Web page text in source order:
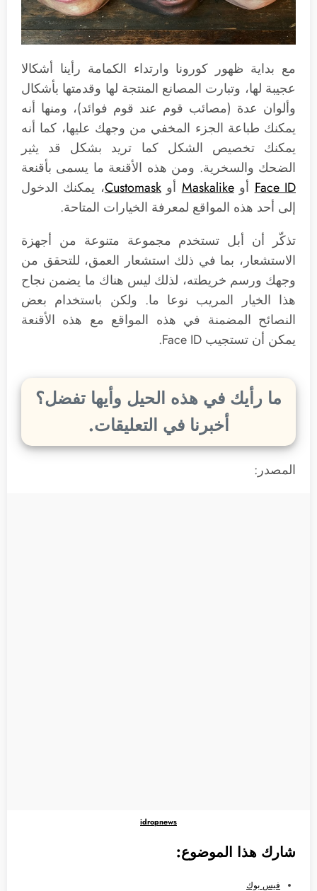
مع بداية ظهور كورونا وارتداء الكمامة رأينا أشكالا
عجيبة لها، وتبارت المصانع المنتجة لها وقدمتها بأشكال
وألوان عدة (مصائب قوم عند قوم فوائد)، ومنها أنه
يمكنك طباعة الجزء المخفي من وجهك عليها، كما أنه
يمكنك تخصيص الشكل كما تريد بشكل قد يثير
الضحك والسخرية. ومن هذه الأقنعة ما يسمى بأقنعة
Face ID أوMaskalike أوCustomask، يمكنك الدخول
إلى أحد هذه المواقع لمعرفة الخيارات المتاحة.
تذكّر أن أبل تستخدم مجموعة متنوعة من أجهزة
الاستشعار، بما في ذلك استشعار العمق، للتحقق من
وجهك ورسم خريطته، لذلك ليس هناك ما يضمن نجاح
هذا الخيار المريب نوعا ما. ولكن باستخدام بعض
النصائح المضمنة في هذه المواقع مع هذه الأقنعة
يمكن أن تستجيب Face ID.
ما رأيك في هذه الحيل وأيها تفضل؟
أخبرنا في التعليقات.
المصدر:
idropnews
شارك هذا الموضوع:
فيس بوك